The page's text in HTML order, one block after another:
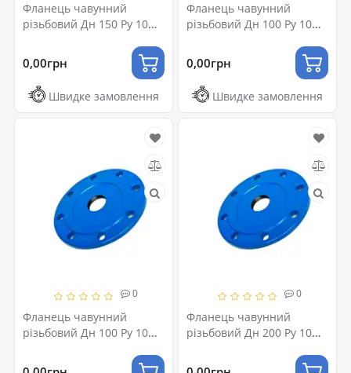
Фланець чавунний
різьбовий Дн 150 Ру 10
0,00грн
Швидке замовлення
Фланець чавунний
різьбовий Дн 100 Ру 10
0,00грн
Швидке замовлення
0
Фланець чавунний
різьбовий Дн 100 Ру 10
0
Фланець чавунний
різьбовий Дн 200 Ру 10